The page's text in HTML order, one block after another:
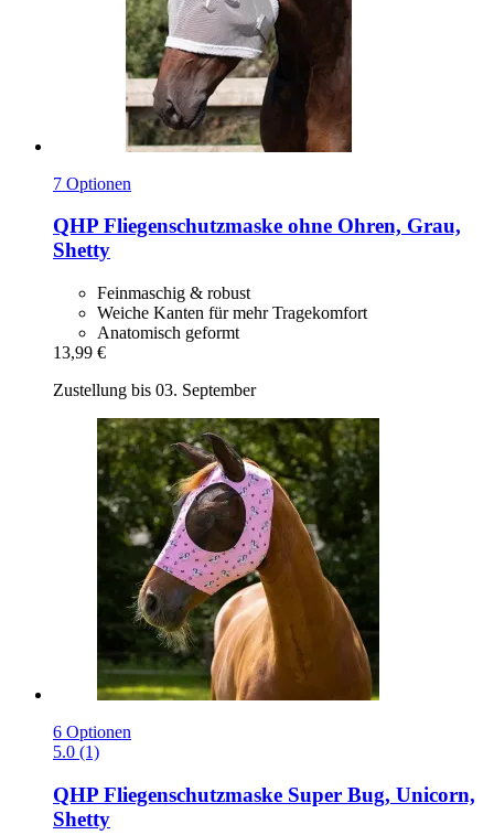
7 Optionen
QHP Fliegenschutzmaske ohne Ohren, Grau,
Shetty
Feinmaschig & robust
Weiche Kanten für mehr Tragekomfort
Anatomisch geformt
13,99 €
Zustellung bis 03. September
6 Optionen
5.0 (1)
QHP Fliegenschutzmaske Super Bug, Unicorn,
Shetty